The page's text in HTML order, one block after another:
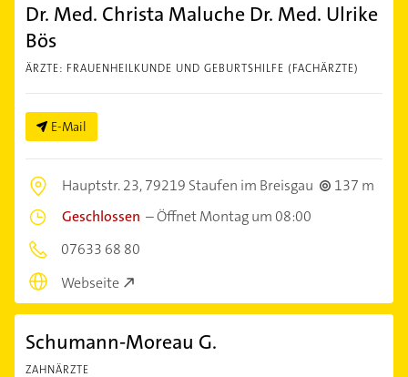
Dr. Med. Christa Maluche Dr. Med. Ulrike
Bös
ÄRZTE: FRAUENHEILKUNDE UND GEBURTSHILFE (FACHÄRZTE)
E-Mail
Hauptstr. 23,79219 Staufen im Breisgau
137 m
Geschlossen –Öffnet Montag um 08:00
07633 68 80
Webseite
Schumann-Moreau G.
ZAHNÄRZTE